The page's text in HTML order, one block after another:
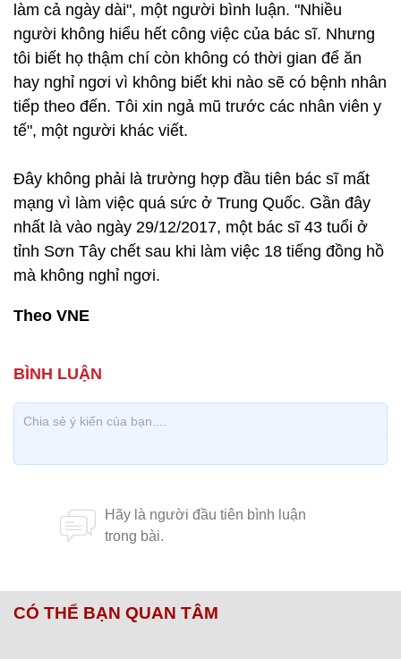
làm cả ngày dài", một người bình luận. "Nhiều
người không hiểu hết công việc của bác sĩ. Nhưng
tôi biết họ thậm chí còn không có thời gian để ăn
hay nghỉ ngơi vì không biết khi nào sẽ có bệnh nhân
tiếp theo đến. Tôi xin ngả mũ trước các nhân viên y
tế", một người khác viết.
Đây không phải là trường hợp đầu tiên bác sĩ mất
mạng vì làm việc quá sức ở Trung Quốc. Gần đây
nhất là vào ngày 29/12/2017, một bác sĩ 43 tuổi ở
tỉnh Sơn Tây chết sau khi làm việc 18 tiếng đồng hồ
mà không nghỉ ngơi.
Theo VNE
CÓ THỂ BẠN QUAN TÂM